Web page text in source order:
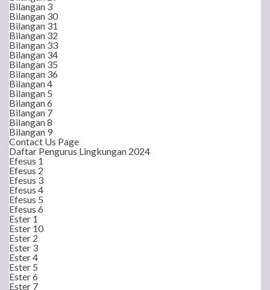
Bilangan 3
Bilangan 30
Bilangan 31
Bilangan 32
Bilangan 33
Bilangan 34
Bilangan 35
Bilangan 36
Bilangan 4
Bilangan 5
Bilangan 6
Bilangan 7
Bilangan 8
Bilangan 9
Contact Us Page
Daftar Pengurus Lingkungan 2024
Efesus 1
Efesus 2
Efesus 3
Efesus 4
Efesus 5
Efesus 6
Ester 1
Ester 10
Ester 2
Ester 3
Ester 4
Ester 5
Ester 6
Ester 7